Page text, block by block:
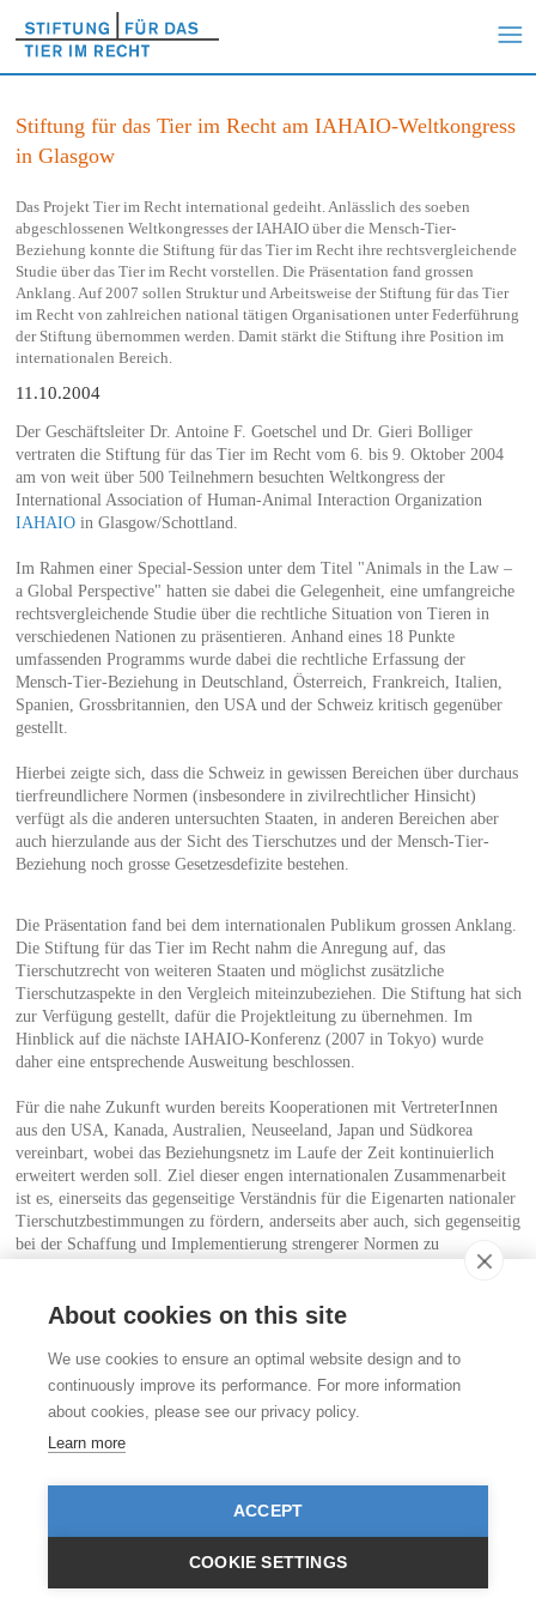
Stiftung für das Tier im Recht am IAHAIO-Weltkongress
in Glasgow
Das Projekt Tier im Recht international gedeiht. Anlässlich des soeben
abgeschlossenen Weltkongresses der IAHAIO über die Mensch-Tier-
Beziehung konnte die Stiftung für das Tier im Recht ihre rechtsvergleichende
Studie über das Tier im Recht vorstellen. Die Präsentation fand grossen
Anklang. Auf 2007 sollen Struktur und Arbeitsweise der Stiftung für das Tier
im Recht von zahlreichen national tätigen Organisationen unter Federführung
der Stiftung übernommen werden. Damit stärkt die Stiftung ihre Position im
internationalen Bereich.
11.10.2004
Der Geschäftsleiter Dr. Antoine F. Goetschel und Dr. Gieri Bolliger
vertraten die Stiftung für das Tier im Recht vom 6. bis 9. Oktober 2004
am von weit über 500 Teilnehmern besuchten Weltkongress der
International Association of Human-Animal Interaction Organization
IAHAIOin Glasgow/Schottland.
Im Rahmen einer Special-Session unter dem Titel "Animals in the Law –
a Global Perspective" hatten sie dabei die Gelegenheit, eine umfangreiche
rechtsvergleichende Studie über die rechtliche Situation von Tieren in
verschiedenen Nationen zu präsentieren. Anhand eines 18 Punkte
umfassenden Programms wurde dabei die rechtliche Erfassung der
Mensch-Tier-Beziehung in Deutschland, Österreich, Frankreich, Italien,
Spanien, Grossbritannien, den USA und der Schweiz kritisch gegenüber
gestellt.
Hierbei zeigte sich, dass die Schweiz in gewissen Bereichen über durchaus
tierfreundlichere Normen (insbesondere in zivilrechtlicher Hinsicht)
verfügt als die anderen untersuchten Staaten, in anderen Bereichen aber
auch hierzulande aus der Sicht des Tierschutzes und der Mensch-Tier-
Beziehung noch grosse Gesetzesdefizite bestehen.
Die Präsentation fand bei dem internationalen Publikum grossen Anklang.
Die Stiftung für das Tier im Recht nahm die Anregung auf, das
Tierschutzrecht von weiteren Staaten und möglichst zusätzliche
Tierschutzaspekte in den Vergleich miteinzubeziehen. Die Stiftung hat sich
zur Verfügung gestellt, dafür die Projektleitung zu übernehmen. Im
Hinblick auf die nächste IAHAIO-Konferenz (2007 in Tokyo) wurde
daher eine entsprechende Ausweitung beschlossen.
Für die nahe Zukunft wurden bereits Kooperationen mit VertreterInnen
aus den USA, Kanada, Australien, Neuseeland, Japan und Südkorea
vereinbart, wobei das Beziehungsnetz im Laufe der Zeit kontinuierlich
erweitert werden soll. Ziel dieser engen internationalen Zusammenarbeit
ist es, einerseits das gegenseitige Verständnis für die Eigenarten nationaler
Tierschutzbestimmungen zu fördern, anderseits aber auch, sich gegenseitig
bei der Schaffung und Implementierung strengerer Normen zu
unterstützen und auf diese Weise die Stellung des Tieres in den einzelnen
Stiftung für das Tier im Recht (TIR)
Rigistrasse 9
CH - 8006 Zürich
info@tierimrecht.org
Ihre Spende kann von den Steuern abgezogen werden.
IBAN: CH17 0900 0000 8770 0700 7, PostFinance CHF
© TIR / Impressum und Datenschutz
About cookies on this site
We use cookies to ensure an optimal website design and to
continuously improve its performance. For more information
about cookies, please see our privacy policy.
Learn more
ACCEPT
COOKIE SETTINGS